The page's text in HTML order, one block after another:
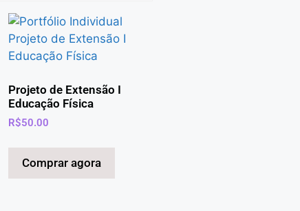
Projeto de Extensão I
Educação Física
R$50.00
Comprar agora